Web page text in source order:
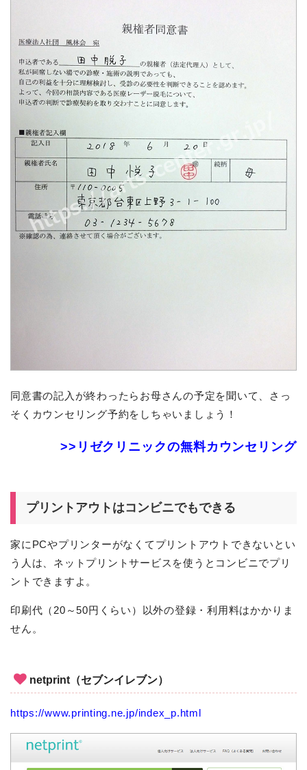
同意書の記入が終わったらお母さんの予定を聞いて、さっ
そくカウンセリング予約をしちゃいましょう！
>>リゼクリニックの無料カウンセリング
プリントアウトはコンビニでもできる
家にPCやプリンターがなくてプリントアウトできないとい
う人は、ネットプリントサービスを使うとコンビニでプリ
ントできますよ。
印刷代（20～50円くらい）以外の登録・利用料はかかりま
せん。
netprint（セブンイレブン）
https://www.printing.ne.jp/index_p.html